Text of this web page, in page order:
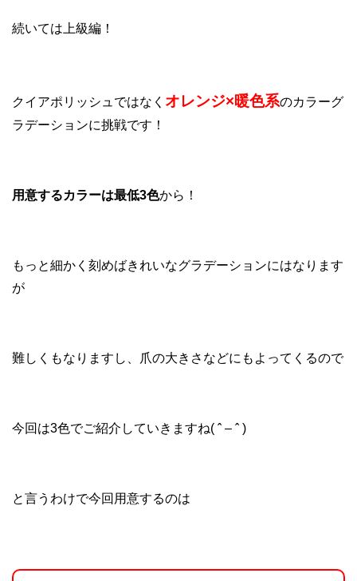
続いては上級編！
クイアポリッシュではなく オレンジ×暖色系のカラーグ
ラデーションに挑戦です！
用意するカラーは最低3色から！
もっと細かく刻めばきれいなグラデーションにはなります
が
難しくもなりますし、爪の大きさなどにもよってくるので
今回は3色でご紹介していきますね( ˆ – ˆ )
と言うわけで今回用意するのは